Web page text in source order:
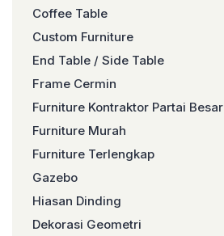
Coffee Table
Custom Furniture
End Table / Side Table
Frame Cermin
Furniture Kontraktor Partai Besar
Furniture Murah
Furniture Terlengkap
Gazebo
Hiasan Dinding
Dekorasi Geometri